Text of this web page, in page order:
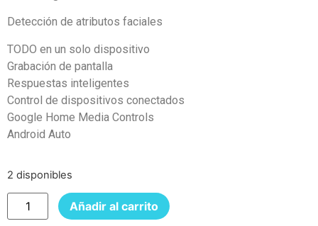
Detección de atributos faciales
TODO en un solo dispositivo
Grabación de pantalla
Respuestas inteligentes
Control de dispositivos conectados
Google Home Media Controls
Android Auto
2 disponibles
Añadir al carrito